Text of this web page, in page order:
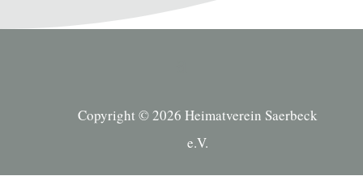
Copyright © 2026 Heimatverein Saerbeck
e.V.